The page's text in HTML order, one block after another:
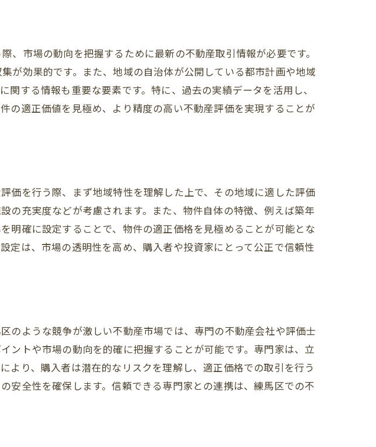
ト
肢
の住まい
ランス
響
ア選び
討
を考慮
市場の動向を把握するために最新の不動産取引情報が必要です。
が効果的です。また、地域の自治体が公開している都市計画や地域
する情報も重要な要素です。特に、過去の実績データを活用し、
の適正価値を見極め、より精度の高い不動産評価を実現することが
価を行う際、まず地域特性を理解した上で、その地域に適した評価
の充実度などが考慮されます。また、物件自体の特徴、例えば築年
明確に設定することで、物件の適正価格を見極めることが可能とな
定は、市場の透明性を高め、購入者や投資家にとって公正で信頼性
のような競争が激しい不動産市場では、専門の不動産会社や評価士
ントや市場の動向を的確に把握することが可能です。専門家は、立
より、購入者は潜在的なリスクを理解し、適正価格での取引を行う
安全性を確保します。信頼できる専門家との連携は、練馬区での不